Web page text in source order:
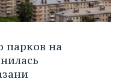
парков на